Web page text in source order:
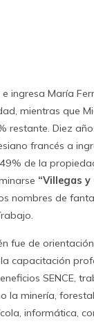
diversos,
empresa, distantes
colectivas eran un
actual presidente
retail. “Entonces
iniciamos una
sindicatos
tal que la
en crear
que cada uno
que se ligue con
haces una
los asesores
que pagas en la
colectiva,
con un derecho a